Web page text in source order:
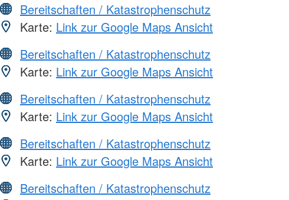
Bereitschaften / Katastrophenschutz
Karte: Link zur Google Maps Ansicht
Bereitschaften / Katastrophenschutz
Karte: Link zur Google Maps Ansicht
Bereitschaften / Katastrophenschutz
Karte: Link zur Google Maps Ansicht
Bereitschaften / Katastrophenschutz
Karte: Link zur Google Maps Ansicht
Bereitschaften / Katastrophenschutz